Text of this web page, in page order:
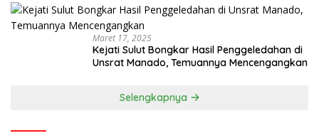
Maret 17, 2025
Kejati Sulut Bongkar Hasil Penggeledahan di
Unsrat Manado, Temuannya Mencengangkan
Selengkapnya